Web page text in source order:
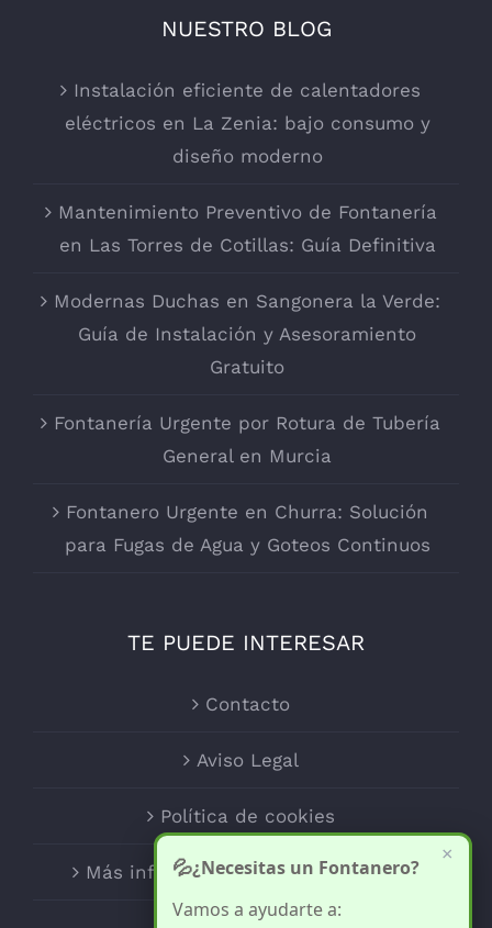
NUESTRO BLOG
Instalación eficiente de calentadores
eléctricos en La Zenia: bajo consumo y
diseño moderno
Mantenimiento Preventivo de Fontanería
en Las Torres de Cotillas: Guía Definitiva
Modernas Duchas en Sangonera la Verde:
Guía de Instalación y Asesoramiento
Gratuito
Fontanería Urgente por Rotura de Tubería
General en Murcia
Fontanero Urgente en Churra: Solución
para Fugas de Agua y Goteos Continuos
TE PUEDE INTERESAR
Contacto
Aviso Legal
Política de cookies
Más información sobre las cookies
×
💦¿Necesitas un Fontanero?
Vamos a ayudarte a: